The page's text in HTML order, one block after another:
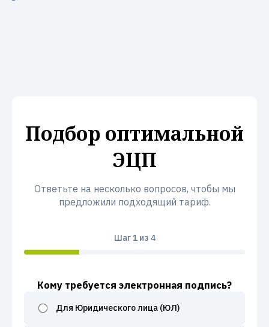
Подбор оптимальной
ЭЦП
Ответьте на несколько вопросов, чтобы мы
предложили подходящий тариф.
Шаг1из 4
Кому требуется электронная подпись?
Для Юридического лица (ЮЛ)